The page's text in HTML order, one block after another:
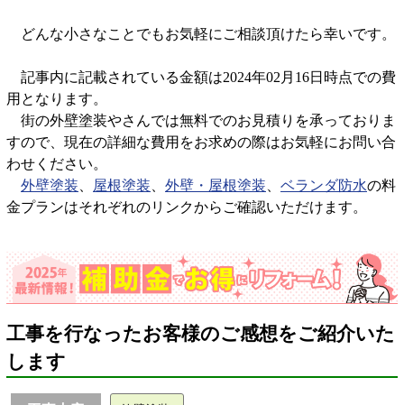
どんな小さなことでもお気軽にご相談頂けたら幸いです。
記事内に記載されている金額は2024年02月16日時点での費
用となります。
街の外壁塗装やさんでは無料でのお見積りを承っておりま
すので、現在の詳細な費用をお求めの際はお気軽にお問い合
わせください。
外壁塗装
屋根塗装 外壁・屋根塗装 ベランダ防水の料
金プランはそれぞれのリンクからご確認いただけます。
工事を行なったお客様のご感想をご紹介いた
します